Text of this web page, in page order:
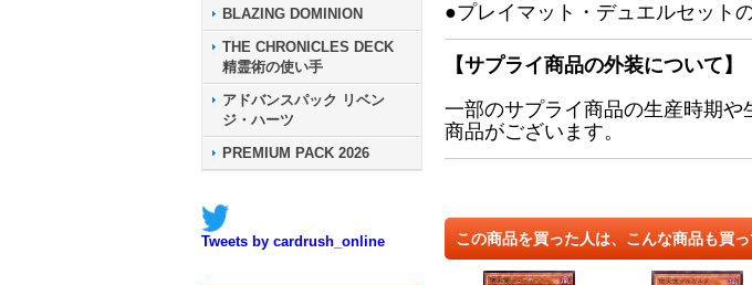
BLAZING DOMINION
THE CHRONICLES DECK
精霊術の使い手
アドバンスパック リベン
ジ・ハーツ
PREMIUM PACK 2026
Tweets by cardrush_online
●プレイマット・デュエルセット
【サプライ商品の外装について】
一部のサプライ商品の生産時期
商品がございます。
この商品を買った人は、こんな商品も買